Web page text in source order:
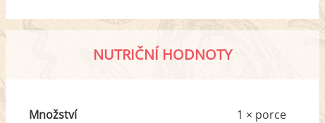
NUTRIČNÍ HODNOTY
Množství 1 × porce